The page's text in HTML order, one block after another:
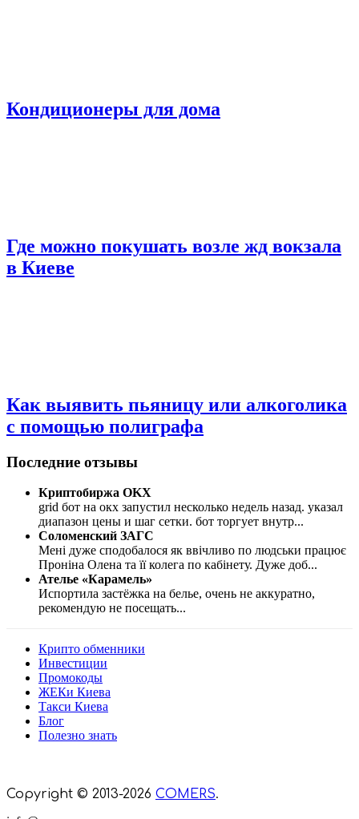
Кондиционеры для дома
Где можно покушать возле жд вокзала
в Киеве
Как выявить пьяницу или алкоголика
с помощью полиграфа
Последние отзывы
Криптобиржа OKX
grid бот на окх запустил несколько недель назад. указал
диапазон цены и шаг сетки. бот торгует внутр...
Соломенский ЗАГС
Мені дуже сподобалося як ввічливо по людськи працює
Проніна Олена та її колега по кабінету. Дуже доб...
Ателье «Карамель»
Испортила застёжка на белье, очень не аккуратно,
рекомендую не посещать...
Крипто обменники
Инвестиции
Промокоды
ЖЕКи Киева
Такси Киева
Блог
Полезно знать
Copyright © 2013-2026 COMERS.